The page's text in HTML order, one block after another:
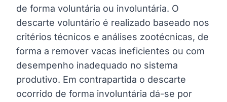
de forma voluntária ou involuntária. O
descarte voluntário é realizado baseado nos
critérios técnicos e análises zootécnicas, de
forma a remover vacas ineficientes ou com
desempenho inadequado no sistema
produtivo. Em contrapartida o descarte
ocorrido de forma involuntária dá-se por